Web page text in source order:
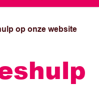
op onze website